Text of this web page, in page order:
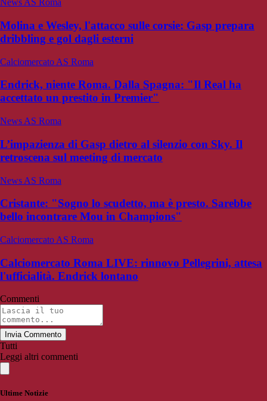
News AS Roma
Molina e Wesley, l'attacco sulle corsie: Gasp prepara
dribbling e gol dagli esterni
Calciomercato AS Roma
Endrick, niente Roma. Dalla Spagna: "Il Real ha
accettato un prestito in Premier"
News AS Roma
L’impazienza di Gasp dietro al silenzio con Sky. Il
retroscena sul meeting di mercato
News AS Roma
Cristante: "Sogno lo scudetto, ma è presto. Sarebbe
bello incontrare Mou in Champions"
Calciomercato AS Roma
Calciomercato Roma LIVE: rinnovo Pellegrini, attesa
l'ufficialità. Endrick lontano
Commenti
Invia Commento
Tutti
Leggi altri commenti
Ultime Notizie